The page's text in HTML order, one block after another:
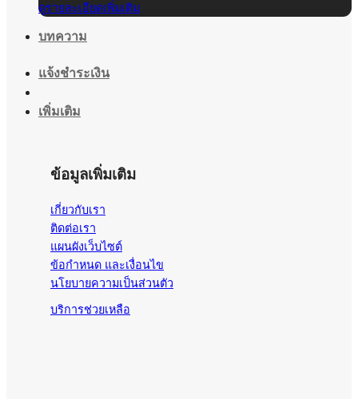
ดูรายละเอียดเพิ่มเติม
บทความ
แจ้งชำระเงิน
เพิ่มเติม
ข้อมูลเพิ่มเติม
เกี่ยวกับเรา
ติดต่อเรา
แผนผังเว็บไซต์
ข้อกำหนด และเงื่อนไข
นโยบายความเป็นส่วนตัว
บริการช่วยเหลือ